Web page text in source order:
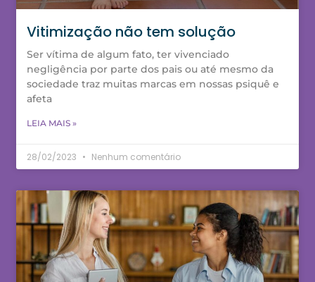
Vitimização não tem solução
Ser vítima de algum fato, ter vivenciado
negligência por parte dos pais ou até mesmo da
sociedade traz muitas marcas em nossas psiquê e
afeta
LEIA MAIS »
28/02/2023 Nenhum comentário